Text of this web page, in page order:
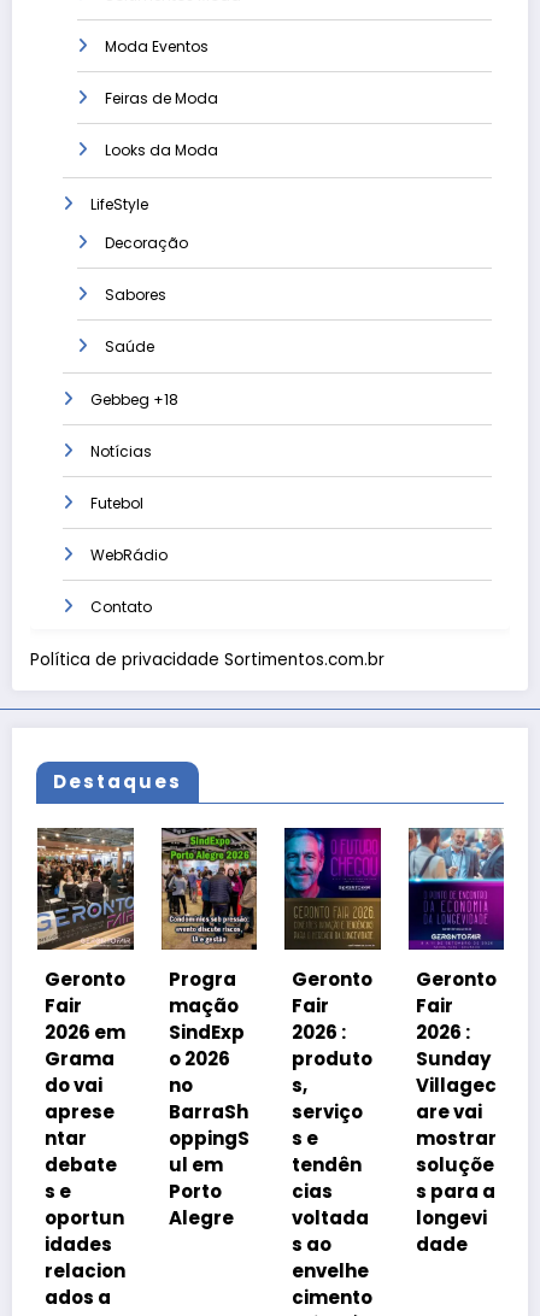
Moda Eventos
Feiras de Moda
Looks da Moda
LifeStyle
Decoração
Sabores
Saúde
Gebbeg +18
Notícias
Futebol
WebRádio
Contato
Política de privacidade Sortimentos.com.br
Destaques
Progra
mação
SindExp
o 2026
no
BarraSh
oppingS
ul em
Porto
Alegre
Geronto
Fair
2026 :
produto
s,
serviço
s e
tendên
cias
voltada
Geronto
Fair
2026 :
Sunday
are vai
mostrar
soluçõe
s para a
longevi
dade
Geronto
Fair
2026 em
Grama
do
debater
á
avanço
imobiliá
rio
impulsi
onado
pelo